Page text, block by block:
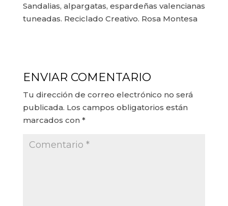
Sandalias, alpargatas, espardeñas valencianas
tuneadas. Reciclado Creativo. Rosa Montesa
ENVIAR COMENTARIO
Tu dirección de correo electrónico no será
publicada. Los campos obligatorios están
marcados con *